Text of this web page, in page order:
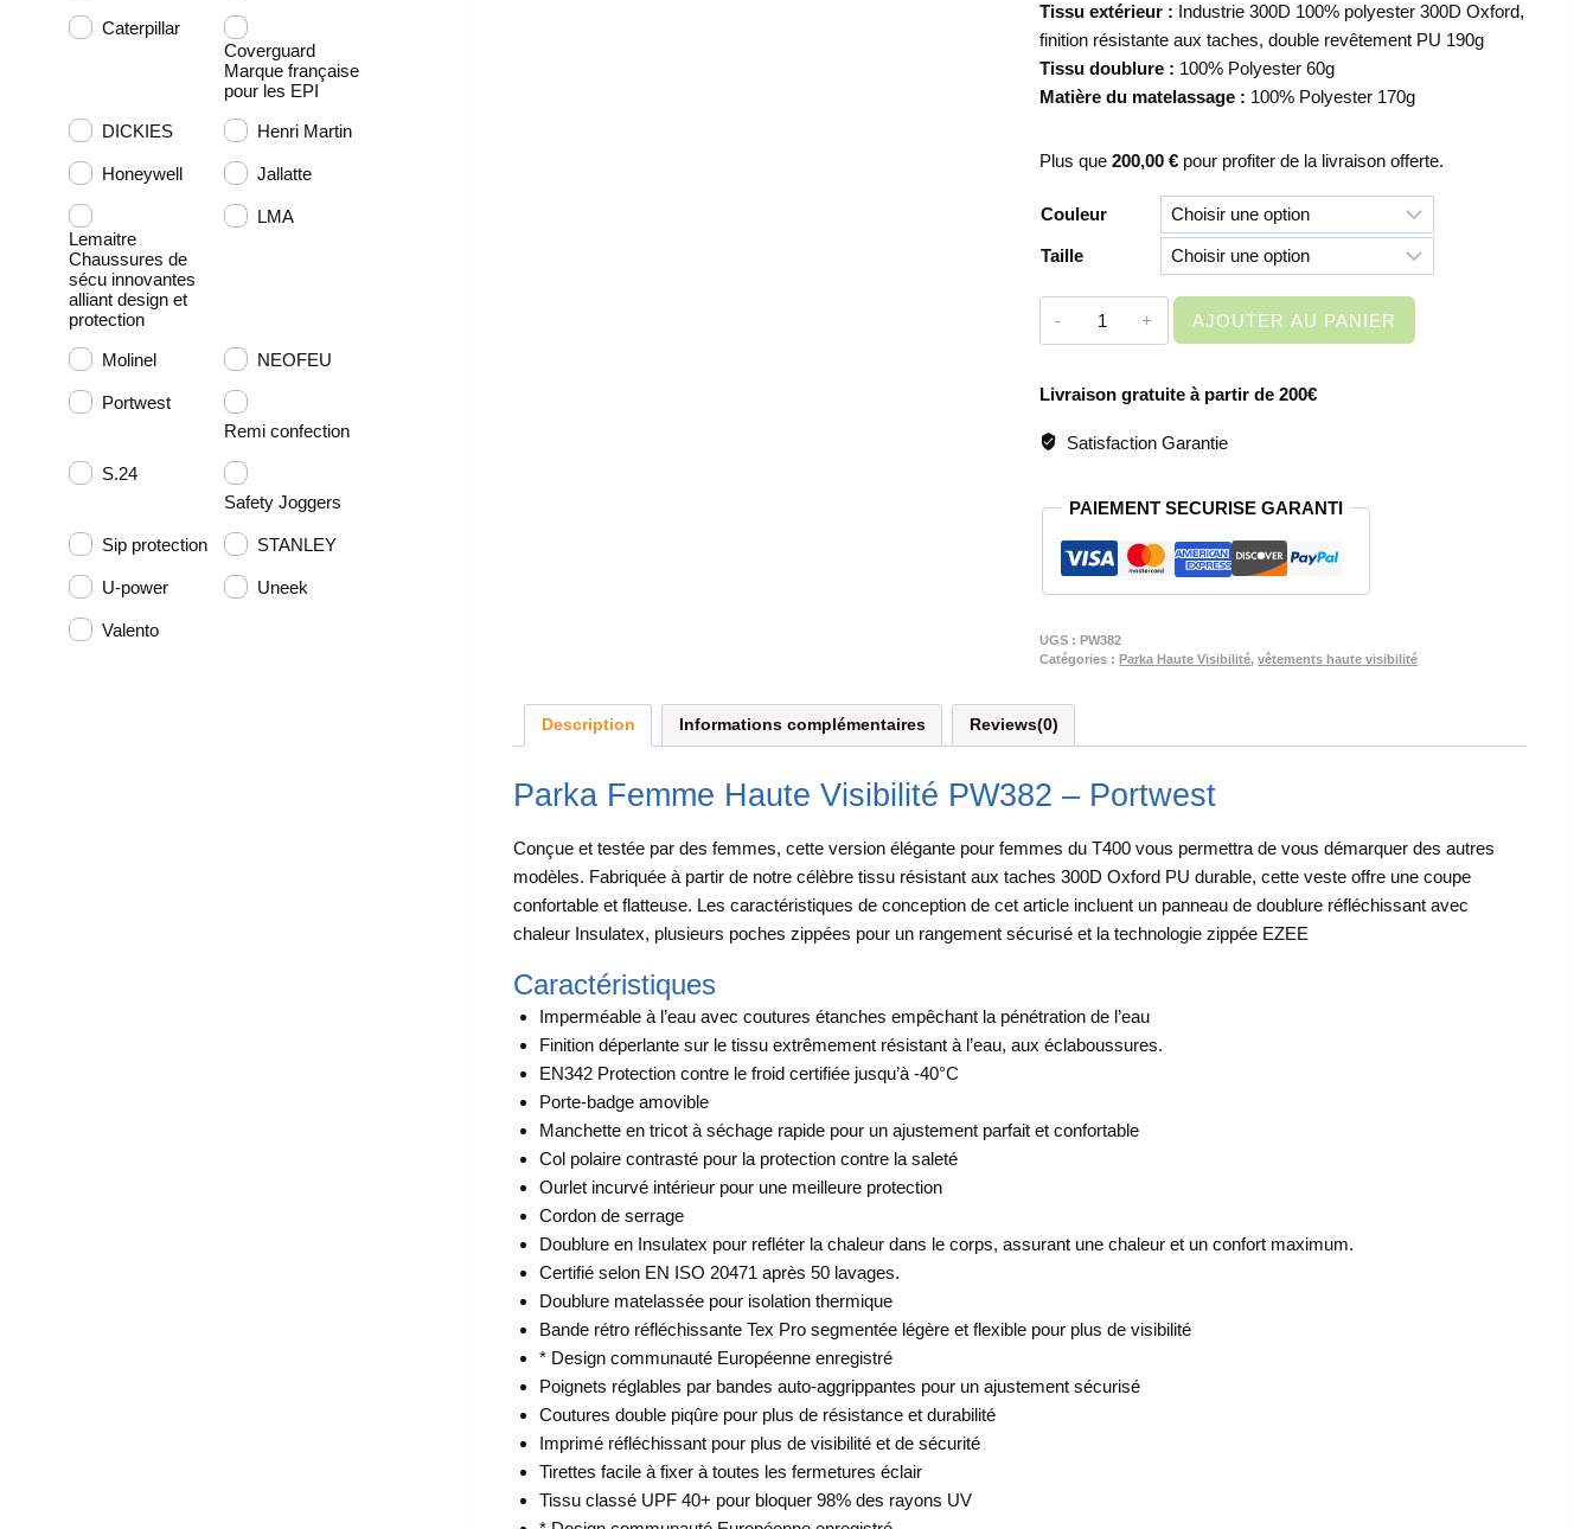
Tissu extérieur : Industrie 300D 100% polyester 300D Oxford,
finition résistante aux taches, double revêtement PU 190g
Tissu doublure : 100% Polyester 60g
Matière du matelassage : 100% Polyester 170g
Plus que200,00€ pour profiter de la livraison offerte.
Couleur
Taille
quantité
DE
–
HAUTE
VISITIBILITE
FEMME
–
AJOUTER AU PANIER
Livraison gratuite à partir de 200€
Satisfaction Garantie
PAIEMENT SECURISE GARANTI
UGS :PW382
Catégories :Parka Haute Visibilité,vêtements haute visibilité
Description Informations complémentaires Reviews(0)
Parka Femme Haute Visibilité PW382 – Portwest
Conçue et testée par des femmes, cette version élégante pour femmes du T400 vous permettra de vous démarquer des autres
modèles. Fabriquée à partir de notre célèbre tissu résistant aux taches 300D Oxford PU durable, cette veste offre une coupe
confortable et flatteuse. Les caractéristiques de conception de cet article incluent un panneau de doublure réfléchissant avec
chaleur Insulatex, plusieurs poches zippées pour un rangement sécurisé et la technologie zippée EZEE
Caractéristiques
Imperméable à l’eau avec coutures étanches empêchant la pénétration de l’eau
Finition déperlante sur le tissu extrêmement résistant à l’eau, aux éclaboussures.
EN342 Protection contre le froid certifiée jusqu’à -40°C
Porte-badge amovible
Manchette en tricot à séchage rapide pour un ajustement parfait et confortable
Col polaire contrasté pour la protection contre la saleté
Ourlet incurvé intérieur pour une meilleure protection
Cordon de serrage
Doublure en Insulatex pour refléter la chaleur dans le corps, assurant une chaleur et un confort maximum.
Certifié selon EN ISO 20471 après 50 lavages.
Doublure matelassée pour isolation thermique
Bande rétro réfléchissante Tex Pro segmentée légère et flexible pour plus de visibilité
* Design communauté Européenne enregistré
Poignets réglables par bandes auto-aggrippantes pour un ajustement sécurisé
Coutures double piqûre pour plus de résistance et durabilité
Imprimé réfléchissant pour plus de visibilité et de sécurité
Tirettes facile à fixer à toutes les fermetures éclair
Tissu classé UPF 40+ pour bloquer 98% des rayons UV
Caterpillar
Coverguard
Marque française
pour les EPI
DICKIES
Henri Martin
Honeywell Jallatte
Lemaitre
Chaussures de
sécu innovantes
alliant design et
protection
LMA
Molinel NEOFEU
Portwest
Remi confection
S.24
Safety Joggers
Sip protection STANLEY
U-power Uneek
Valento